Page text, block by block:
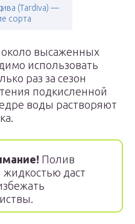
(Tardiva) —
сорта
высаженных
использовать
раз за сезон
подкисленной
воды растворяют
Полив
даст